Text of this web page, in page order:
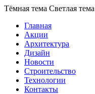
Тёмная тема Светлая тема
Главная
Акции
Архитектура
Дизайн
Новости
Строительство
Технологии
Контакты